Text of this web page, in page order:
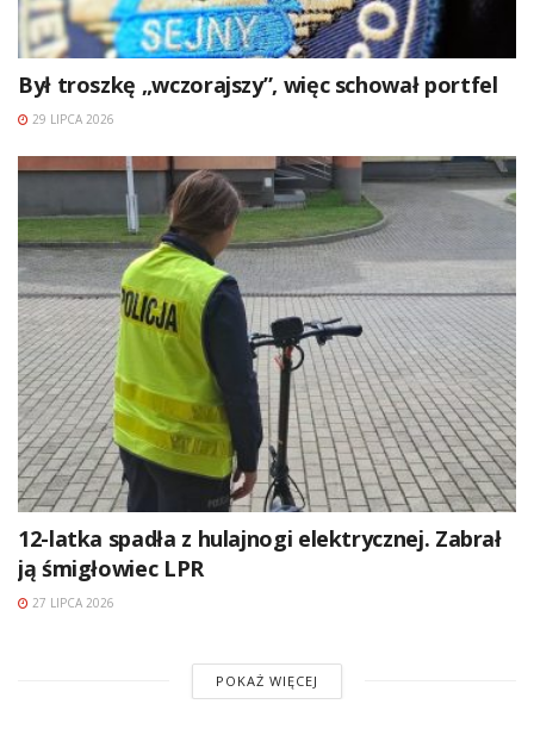
Był troszkę „wczorajszy”, więc schował portfel
29 LIPCA 2026
12-latka spadła z hulajnogi elektrycznej. Zabrał
ją śmigłowiec LPR
27 LIPCA 2026
POKAŻ WIĘCEJ